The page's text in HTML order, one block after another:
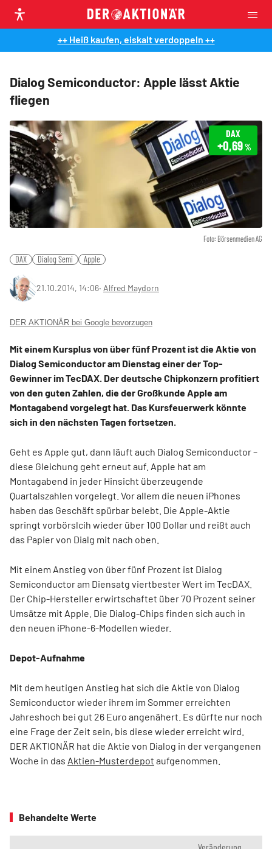
++ Heiß kaufen, eiskalt verdoppeln ++
Dialog Semiconductor: Apple lässt Aktie
fliegen
Foto: Börsenmedien AG
DAX
+0,69%
DAX Dialog Semi Apple
21.10.2014, 14:06‧ Alfred Maydorn
DER AKTIONÄR bei Google bevorzugen
Mit einem Kursplus von über fünf Prozent ist die Aktie von
Dialog Semiconductor am Dienstag einer der Top-
Gewinner im TecDAX. Der deutsche Chipkonzern profitiert
von den guten Zahlen, die der Großkunde Apple am
Montagabend vorgelegt hat. Das Kursfeuerwerk könnte
sich in den nächsten Tagen fortsetzen.
Geht es Apple gut, dann läuft auch Dialog Semiconductor –
diese Gleichung geht erneut auf. Apple hat am
Montagabend in jeder Hinsicht überzeugende
Quartalszahlen vorgelegt. Vor allem die neuen iPhones
haben das Geschäft spürbar belebt. Die Apple-Aktie
springt vorbörslcih wieder über 100 Dollar und reißt auch
das Papier von Dialg mit nach oben.
Mit einem Anstieg von über fünf Prozent ist Dialog
Semiconductor am Diensatg viertbester Wert im TecDAX.
Der Chip-Hersteller erwirtschaftet über 70 Prozent seiner
Umsätze mit Apple. Die Dialog-Chips finden sich auch in
den neuen iPhone-6-Modellen wieder.
Depot-Aufnahme
Mit dem heutigen Anstieg hat sich die Aktie von Dialog
Semiconductor wieder ihrem im Sommer erreichten
Jahreshoch bei gut 26 Euro angenähert. Es dürfte nur noch
eine Frage der Zeit sein, bis diese wieder erreicht wird.
DER AKTIONÄR hat die Aktie von Dialog in der vergangenen
Woche in das Aktien-Musterdepot aufgenommen.
Behandelte Werte